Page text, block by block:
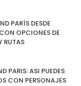
PARÍS DESDE
OPCIONES DE
RUTAS
PARIS: ASI PUEDES
CON PERSONAJES